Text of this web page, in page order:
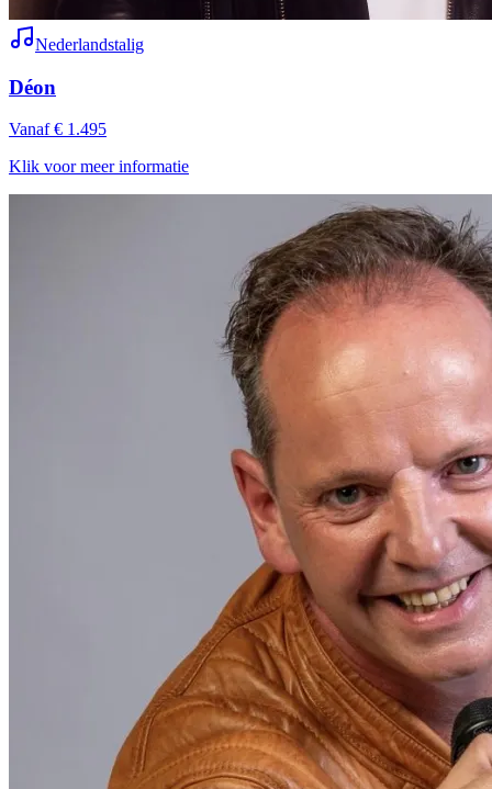
Nederlandstalig
Déon
Vanaf € 1.495
Klik voor meer informatie